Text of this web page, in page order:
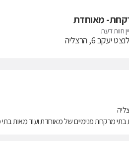
מאוחדת
חוות דעת
יעקב 6, הרצליה
מרקחת פנימיים של מאוחדת ועוד מאות